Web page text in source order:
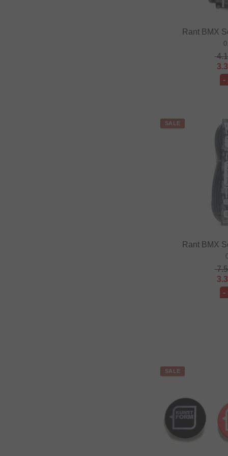
Rant BMX
-
SALE
Rant BMX
-
SALE